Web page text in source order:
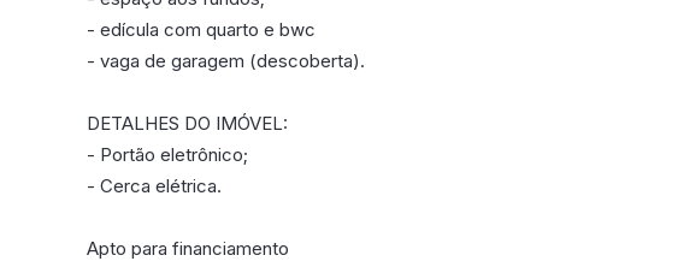
- edícula com quarto e bwc
- vaga de garagem (descoberta).
DETALHES DO IMÓVEL:
- Portão eletrônico;
- Cerca elétrica.
Apto para financiamento